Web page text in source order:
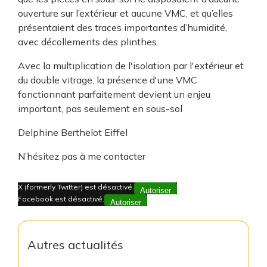
ouverture sur l’extérieur et aucune VMC, et qu’elles
présentaient des traces importantes d’humidité,
avec décollements des plinthes.
Avec la multiplication de l'isolation par l'extérieur et
du double vitrage, la présence d'une VMC
fonctionnant parfaitement devient un enjeu
important, pas seulement en sous-sol
Delphine Berthelot Eiffel
N’hésitez pas à me contacter
X (formerly Twitter) est désactivé.
Autoriser
Facebook est désactivé.
Autoriser
Autres actualités